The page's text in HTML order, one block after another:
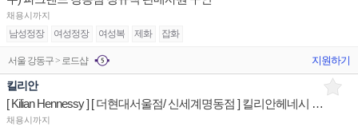
채용시까지
남성정장 여성정장 여성복 제화 잡화
서울 강동구 > 로드샵 지원하기
킬리안
[ Kilian Hennessy ] [ 더현대서울점/ 신세계명동점 ] 킬리안헤네시 스페셜리스트 매장판매사원
채용시까지